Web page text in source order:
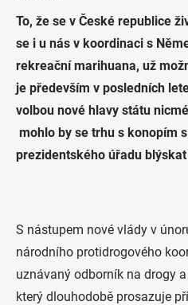
To, že se v České republice
se i u nás v koordinaci s
rekreační marihuana, už
je především v posledních
volbou nové hlavy státu
mohlo by se trhu s konopím
prezidentského úřadu
S nástupem nové vlády v
národního protidrogového
uznávaný odborník na drogy
který dlouhodobě prosazuje